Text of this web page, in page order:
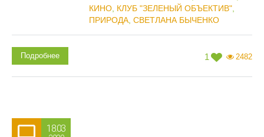
КИНО, КЛУБ "ЗЕЛЕНЫЙ ОБЪЕКТИВ",
ПРИРОДА, СВЕТЛАНА БЫЧЕНКО
1 2482
Подробнее
18.03